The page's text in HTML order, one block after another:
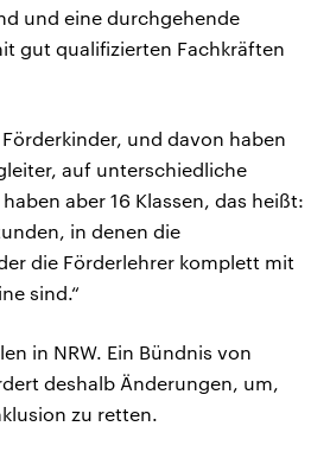
und eine durchgehende
gut qualifizierten Fachkräften
und davon haben
auf unterschiedliche
aber 16 Klassen, das heißt:
in denen die
die Förderlehrer komplett mit
sind.“
in NRW. Ein Bündnis von
deshalb Änderungen, um,
zu retten.